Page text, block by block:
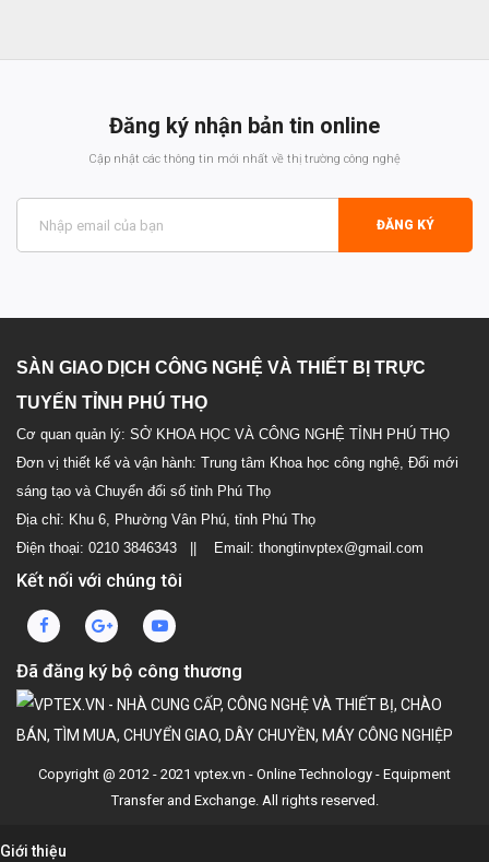
Đăng ký nhận bản tin online
Cập nhật các thông tin mới nhất về thị trường công nghệ
ĐĂNG KÝ
SÀN GIAO DỊCH CÔNG NGHỆ VÀ THIẾT BỊ TRỰC
TUYẾN TỈNH PHÚ THỌ
Cơ quan quản lý: SỞ KHOA HỌC VÀ CÔNG NGHỆ TỈNH PHÚ THỌ
Đơn vị thiết kế và vận hành: Trung tâm Khoa học công nghệ, Đổi mới
sáng tạo và Chuyển đổi số tỉnh Phú Thọ
Địa chỉ: Khu 6, Phường Vân Phú, tỉnh Phú Thọ
Điện thoại: 0210 3846343 || Email: thongtinvptex@gmail.com
Kết nối với chúng tôi
Đã đăng ký bộ công thương
Copyright @ 2012 - 2021 vptex.vn - Online Technology - Equipment
Transfer and Exchange. All rights reserved.
Giới thiệu